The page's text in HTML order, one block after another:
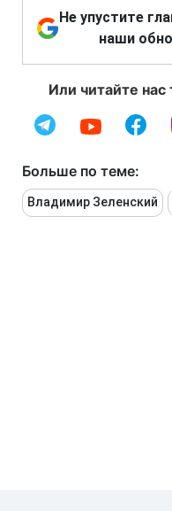
Не упустите
наши
Или читайте нас
Больше по теме:
Владимир Зеленский